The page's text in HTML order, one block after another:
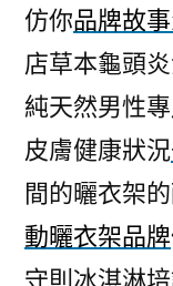
仿你品牌故
店草本龜頭
純天然男性
皮膚健康狀況
間的曬衣架
動曬衣架品牌
守則冰淇淋